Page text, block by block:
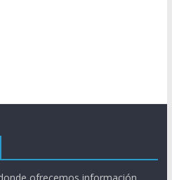
ofrecemos información